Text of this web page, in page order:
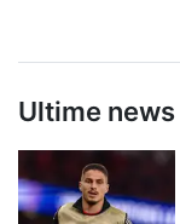
Ultime news